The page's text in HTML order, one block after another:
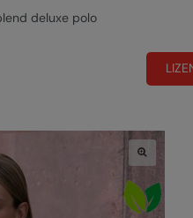
deluxe polo